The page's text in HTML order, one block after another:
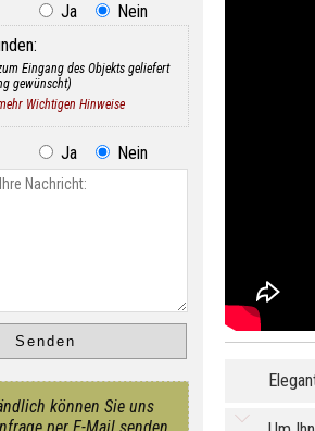
Ja
Nein
Eingang des Objekts geliefert
gewünscht)
Wichtigen Hinweise
Ja Nein
können Sie uns